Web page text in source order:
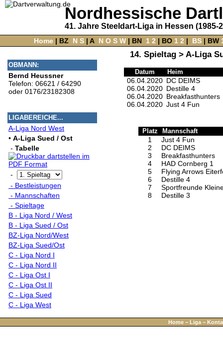
Nordhessische
41. Jahre Steeldart-Liga in Hessen (1985-
Home‌ | BZ N S‌ | A‌ N O S W‌ | BN‌ 1 2 | BO‌ 1 2 | BS| BW‌
14. Spieltag > A-Liga
OBMANN:
Bernd Heussner
Telefon: 06621 / 64290
oder 0176/23182308
LIGABEREICHE...
A-Liga Nord West
• A-Liga Sued / Ost
- Tabelle
-
- Bestleistungen
- Mannschaften
- Spieltage
B - Liga Nord / West
B - Liga Sued / Ost
BZ-Liga Nord/West
BZ-Liga Sued/Ost
C - Liga Nord I
C - Liga Nord II
C - Liga Ost I
C - Liga Ost II
C - Liga Sued
C - Liga West
Datum Heim
06.04.2020 DC DEIMS
06.04.2020 Destille 4
06.04.2020 Breakfasthunters
06.04.2020 Just 4 Fun
Platz Mannschaft
1
Just 4 Fun
2
DC DEIMS
3
Breakfasthunters
4
HAD Cornberg 1
5
Flying Arrows
6
Destille 4
7
Sportfreunde
8
Destille 3
Home − Liga −